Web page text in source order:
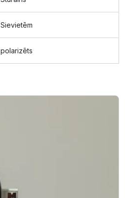
Sievietēm
polarizēts